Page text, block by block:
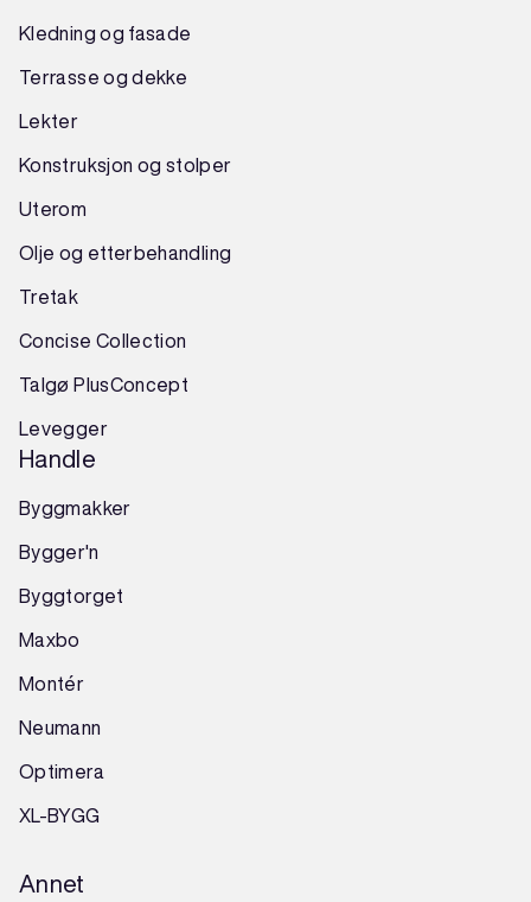
Kledning og fasade
Terrasse og dekke
Lekter
Konstruksjon og stolper
Uterom
Olje og etterbehandling
Tretak
Concise Collection
Talgø PlusConcept
Levegger
Handle
Byggmakker
Bygger'n
Byggtorget
Maxbo
Montér
Neumann
Optimera
XL-BYGG
Annet